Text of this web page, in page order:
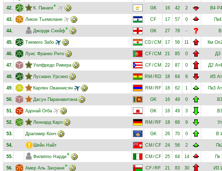
42. К. Панаги GK 16 42 2 В4 Р4
43. Ликое Тьемолане CF 17 57 0 Пк4
44. Джордж Скейф GK 27 78 - В
45. Тиемого Забо CD /CM 17 56 11 Км
46. Луис Франко Рито CF /CM 21 85 0 Д3
47. Уилфредо Ривера CF/CM 22 87 0 Д2 Ат4
48. Лусиано Урсино RM / RD 18 64 6 И3 Ат
49. Карлен Ованнисян RM / RF 18 62 1 Пк3 Ат
50. Дасун Паранавитана GK 16 49 0 В3
51. Адонай Огба GK 16 49 3 В3
52. Леннард Карл RM / RF 18 66 9 Уг
53. Драгомир Конч GK 26 70 0 В
54. Шейн Найт CM /CF 24 56 2
55. Филиппо Нарди CM /CF 25 64 14 Пк
56. Амер Аль Захрани CF / RF 21 83 30 И3